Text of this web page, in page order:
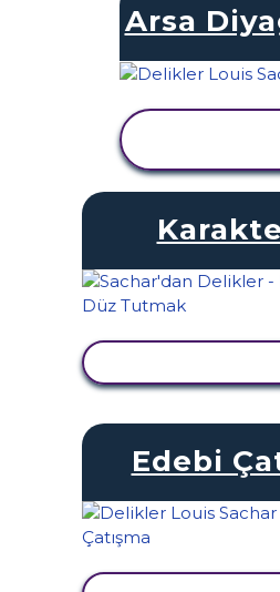
Arsa
Edebi